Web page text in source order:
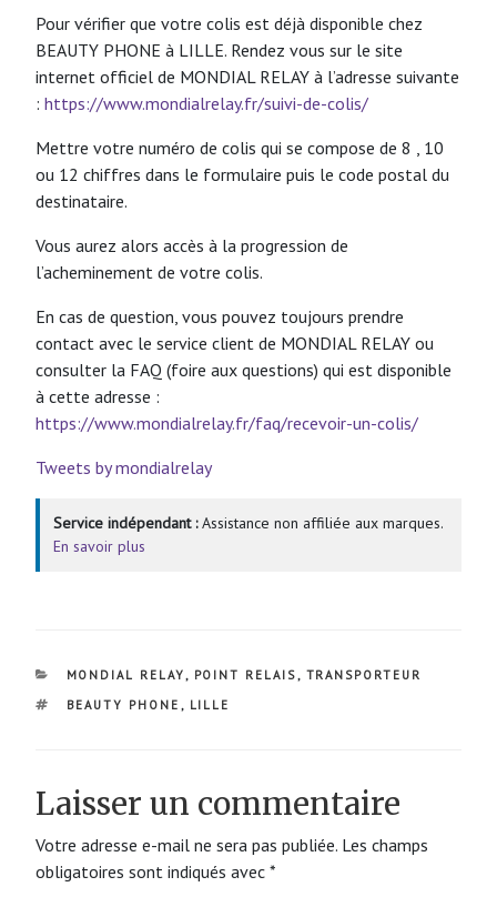
Pour vérifier que votre colis est déjà disponible chez
BEAUTY PHONE à LILLE. Rendez vous sur le site
internet officiel de MONDIAL RELAY à l’adresse suivante
: https://www.mondialrelay.fr/suivi-de-colis/
Mettre votre numéro de colis qui se compose de 8 , 10
ou 12 chiffres dans le formulaire puis le code postal du
destinataire.
Vous aurez alors accès à la progression de
l’acheminement de votre colis.
En cas de question, vous pouvez toujours prendre
contact avec le service client de MONDIAL RELAY ou
consulter la FAQ (foire aux questions) qui est disponible
à cette adresse :
https://www.mondialrelay.fr/faq/recevoir-un-colis/
Tweets by mondialrelay
Service indépendant :Assistance non affiliée aux marques.
En savoir plus
CATÉGORIES
MONDIAL RELAY , POINT RELAIS , TRANSPORTEUR
ÉTIQUETTES
BEAUTY PHONE , LILLE
Laisser un commentaire
Votre adresse e-mail ne sera pas publiée. Les champs
obligatoires sont indiqués avec *